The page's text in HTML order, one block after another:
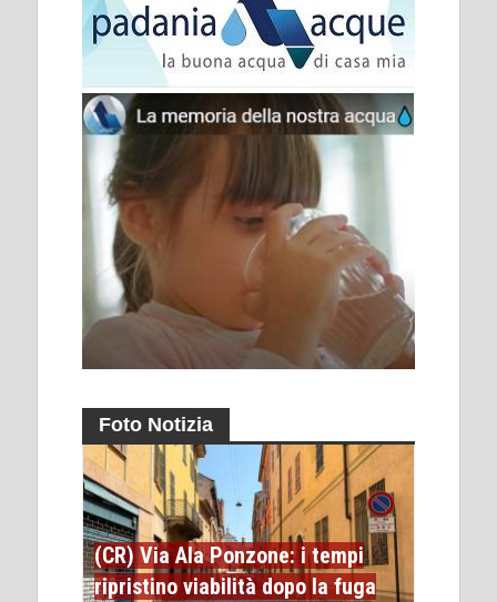
Foto Notizia
(CR) Via Ala Ponzone: i tempi
ripristino viabilità dopo la fuga